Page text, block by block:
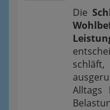
Die
Alltags